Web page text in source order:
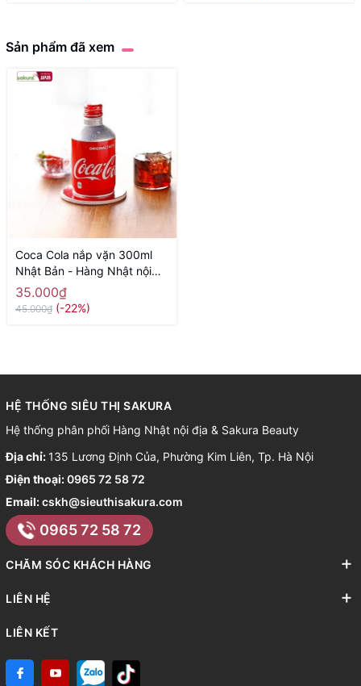
Sản phẩm đã xem
Coca Cola nắp vặn 300ml
Nhật Bản - Hàng Nhật nội
địa
35.000₫
45.000₫ (-22%)
HỆ THỐNG SIÊU THỊ SAKURA
Hệ thống phân phối Hàng Nhật nội địa & Sakura Beauty
Địa chỉ: 135 Lương Định Của, Phường Kim Liên, Tp. Hà Nội
Điện thoại:0965 72 58 72
Email:cskh@sieuthisakura.com
0965 72 58 72
CHĂM SÓC KHÁCH HÀNG
LIÊN HỆ
LIÊN KẾT